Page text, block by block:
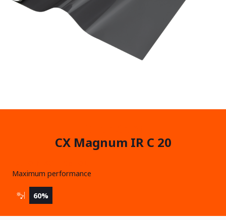
CX Magnum IR C 20
Maximum performance
60%